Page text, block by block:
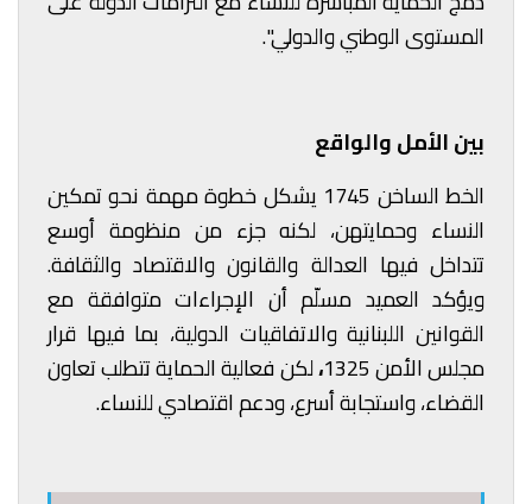
المستوى الوطني والدولي".
بين الأمل والواقع
الخط الساخن 1745 يشكل خطوة مهمة نحو تمكين
النساء وحمايتهن، لكنه جزء من منظومة أوسع
تتداخل فيها العدالة والقانون والاقتصاد والثقافة.
ويؤكد العميد مسلّم أن الإجراءات متوافقة مع
القوانين اللبنانية والاتفاقيات الدولية، بما فيها قرار
مجلس الأمن 1325
،لكن فعالية الحماية تتطلب تعاون
القضاء، واستجابة أسرع، ودعم اقتصادي للنساء.